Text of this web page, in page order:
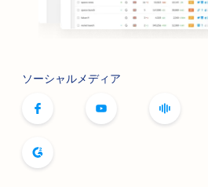
ソーシャルメディア